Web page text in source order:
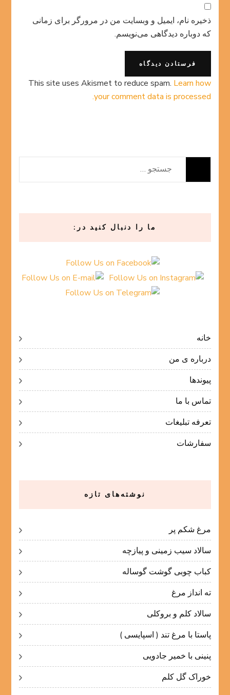
ذخیره نام، ایمیل و وبسایت من در مرورگر برای زمانی
که دوباره دیدگاهی می‌نویسم.
This site uses Akismet to reduce spam. Learn how
your comment data is processed.
جستجو
برای:
ما را دنبال کنید در:
خانه
درباره ی من
پیوندها
تماس با ما
تعرفه تبلیغات
سفارشات
نوشته‌های تازه
مرغ شکم پر
سالاد سیب زمینی و پیازچه
کباب چوبی گوشت گوساله
ته انداز مرغ
سالاد کلم و بروکلی
پاستا با مرغ تند ( اسپایسی )
پنینی با خمیر جادویی
خوراک گل کلم